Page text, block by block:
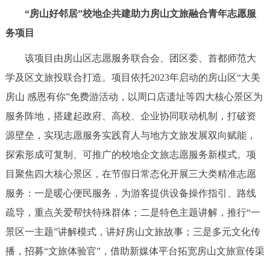
政民互动
参与调查 图说互动
走进北京
多语种
“房山好邻居”校地企共建助力房山文旅融合青年志愿服
务项目
该项目由房山区志愿服务联合会、团区委、首都师范大
学及区文旅投联合打造。项目依托2023年启动的房山区“大美
房山 感恩有你”免费游活动，以周口店遗址等四大核心景区为
服务阵地，搭建起政府、高校、企业协同联动机制，打破资
源壁垒，实现志愿服务实践育人与地方文旅发展双向赋能，
探索形成可复制、可推广的校地企文旅志愿服务新模式。项
目聚焦四大核心景区，在节假日常态化开展三大类精准志愿
服务：一是暖心便民服务，为游客提供设备操作指引、路线
疏导，重点关爱帮扶特殊群体；二是特色主题讲解，推行“一
景区一主题”讲解模式，讲好房山文旅故事；三是多元文化传
播，招募“文旅体验官”，借助新媒体平台拓宽房山文旅宣传渠